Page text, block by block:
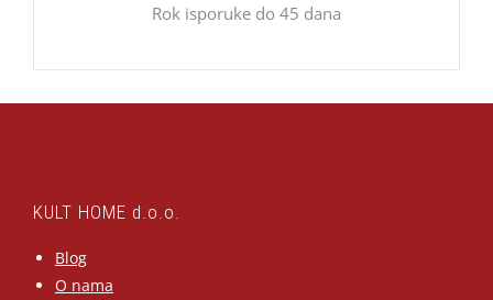
Rok isporuke do 45 dana
KULT HOME d.o.o.
Blog
O nama